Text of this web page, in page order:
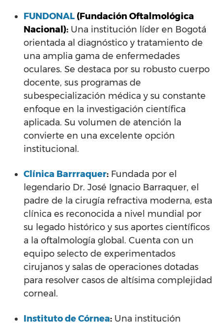
FUNDONAL (Fundación Oftalmológica
Nacional): Una institución líder en Bogotá
orientada al diagnóstico y tratamiento de
una amplia gama de enfermedades
oculares. Se destaca por su robusto cuerpo
docente, sus programas de
subespecialización médica y su constante
enfoque en la investigación científica
aplicada. Su volumen de atención la
convierte en una excelente opción
institucional.
Clínica Barrraquer: Fundada por el
legendario Dr. José Ignacio Barraquer, el
padre de la cirugía refractiva moderna, esta
clínica es reconocida a nivel mundial por
su legado histórico y sus aportes científicos
a la oftalmología global. Cuenta con un
equipo selecto de experimentados
cirujanos y salas de operaciones dotadas
para resolver casos de altísima complejidad
corneal.
Instituto de Córnea: Una institución